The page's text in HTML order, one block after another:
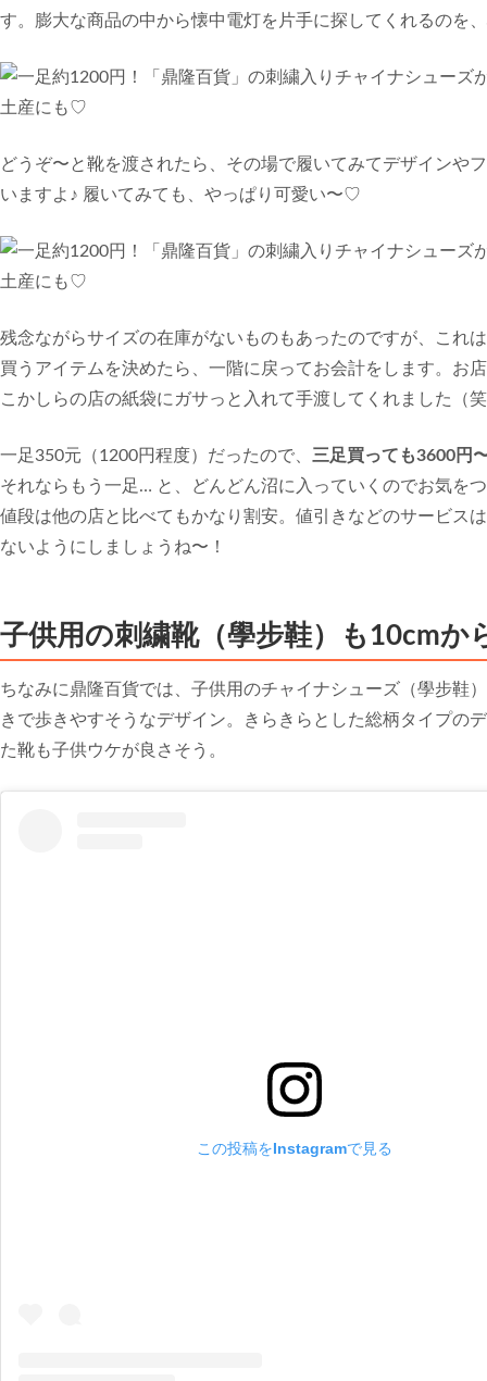
す。膨大な商品の中から懐中電灯を片手に探してくれるのを
どうぞ〜と靴を渡されたら、その場で履いてみてデザインや
いますよ♪ 履いてみても、やっぱり可愛い〜♡
残念ながらサイズの在庫がないものもあったのですが、これ
買うアイテムを決めたら、一階に戻ってお会計をします。お
こかしらの店の紙袋にガサっと入れて手渡してくれました（
一足350元（1200円程度）だったので、
三足買っても3600円
それならもう一足… と、どんどん沼に入っていくのでお気を
値段は他の店と比べてもかなり割安。値引きなどのサービス
ないようにしましょうね〜！
子供用の刺繍靴（學步鞋）も10cm
ちなみに鼎隆百貨では、子供用のチャイナシューズ（學步鞋
きで歩きやすそうなデザイン。きらきらとした総柄タイプの
た靴も子供ウケが良さそう。
この投稿をInstagramで見る